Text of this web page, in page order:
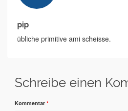
pip
übliche primitive ami scheisse.
Schreibe einen
Kommentar *